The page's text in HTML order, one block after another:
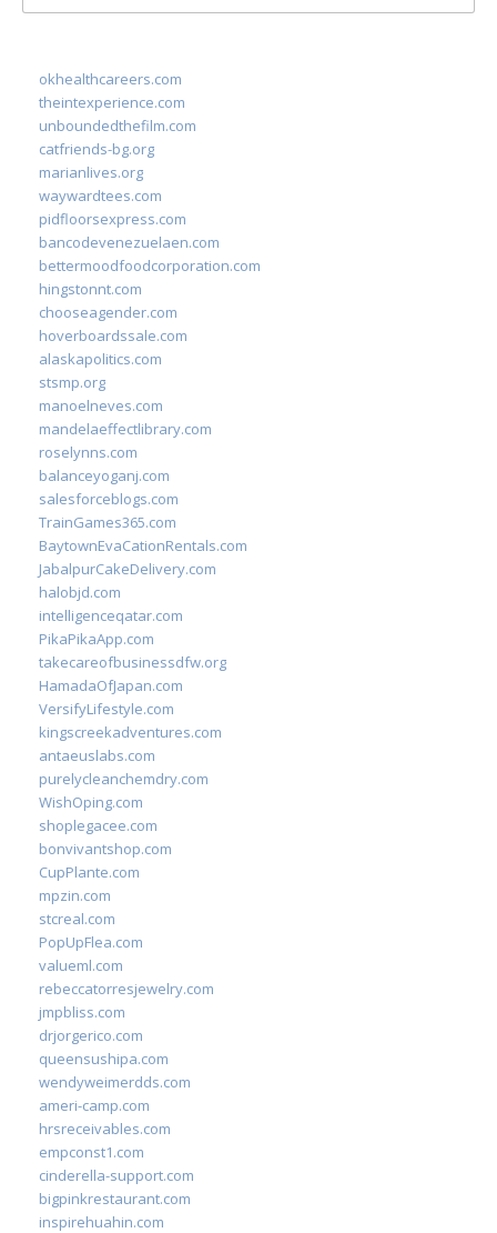
for:
okhealthcareers.com
theintexperience.com
unboundedthefilm.com
catfriends-bg.org
marianlives.org
waywardtees.com
pidfloorsexpress.com
bancodevenezuelaen.com
bettermoodfoodcorporation.com
hingstonnt.com
chooseagender.com
hoverboardssale.com
alaskapolitics.com
stsmp.org
manoelneves.com
mandelaeffectlibrary.com
roselynns.com
balanceyoganj.com
salesforceblogs.com
TrainGames365.com
BaytownEvaCationRentals.com
JabalpurCakeDelivery.com
halobjd.com
intelligenceqatar.com
PikaPikaApp.com
takecareofbusinessdfw.org
HamadaOfJapan.com
VersifyLifestyle.com
kingscreekadventures.com
antaeuslabs.com
purelycleanchemdry.com
WishOping.com
shoplegacee.com
bonvivantshop.com
CupPlante.com
mpzin.com
stcreal.com
PopUpFlea.com
valueml.com
rebeccatorresjewelry.com
jmpbliss.com
drjorgerico.com
queensushipa.com
wendyweimerdds.com
ameri-camp.com
hrsreceivables.com
empconst1.com
cinderella-support.com
bigpinkrestaurant.com
inspirehuahin.com